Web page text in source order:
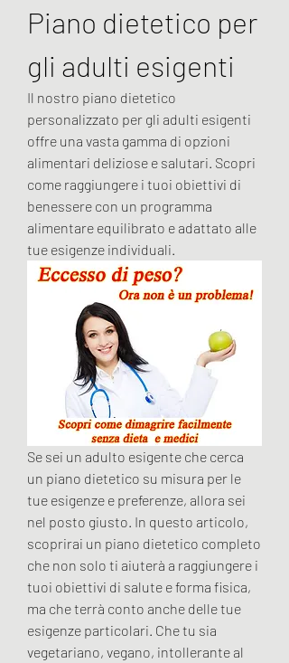
Piano dietetico per
gli adulti esigenti
Il nostro piano dietetico
personalizzato per gli adulti esigenti
offre una vasta gamma di opzioni
alimentari deliziose e salutari. Scopri
come raggiungere i tuoi obiettivi di
benessere con un programma
alimentare equilibrato e adattato alle
tue esigenze individuali.
Se sei un adulto esigente che cerca
un piano dietetico su misura per le
tue esigenze e preferenze, allora sei
nel posto giusto. In questo articolo,
scoprirai un piano dietetico completo
che non solo ti aiuterà a raggiungere i
tuoi obiettivi di salute e forma fisica,
ma che terrà conto anche delle tue
esigenze particolari. Che tu sia
vegetariano, vegano, intollerante al